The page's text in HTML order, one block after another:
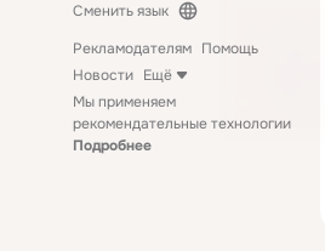
Сменить язык
Рекламодателям Помощь
Новости Ещё
Мы применяем
рекомендательные технологии
Подробнее